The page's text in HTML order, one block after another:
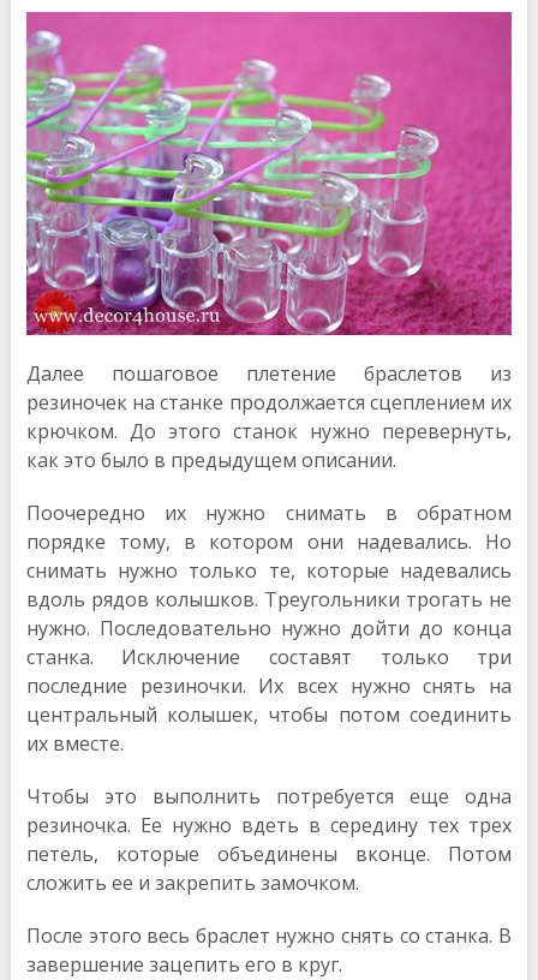
Далее пошаговое плетение браслетов из
резиночек на станке продолжается сцеплением их
крючком. До этого станок нужно перевернуть,
как это было в предыдущем описании.
Поочередно их нужно снимать в обратном
порядке тому, в котором они надевались. Но
снимать нужно только те, которые надевались
вдоль рядов колышков. Треугольники трогать не
нужно. Последовательно нужно дойти до конца
станка. Исключение составят только три
последние резиночки. Их всех нужно снять на
центральный колышек, чтобы потом соединить
их вместе.
Чтобы это выполнить потребуется еще одна
резиночка. Ее нужно вдеть в середину тех трех
петель, которые объединены вконце. Потом
сложить ее и закрепить замочком.
После этого весь браслет нужно снять со станка. В
завершение зацепить его в круг.